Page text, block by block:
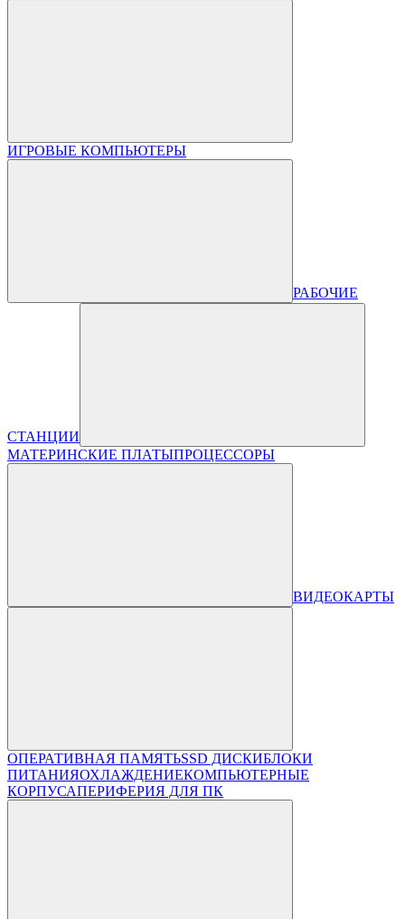
ИГРОВЫЕ КОМПЬЮТЕРЫ
РАБОЧИЕ
СТАНЦИИ
МАТЕРИНСКИЕ ПЛАТЫПРОЦЕССОРЫ
ВИДЕОКАРТЫ
ОПЕРАТИВНАЯ ПАМЯТЬSSD ДИСКИБЛОКИ
ПИТАНИЯОХЛАЖДЕНИЕКОМПЬЮТЕРНЫЕ
КОРПУСАПЕРИФЕРИЯ ДЛЯ ПК